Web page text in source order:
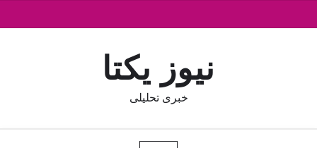
to
نیوز یکتا
خبری تحلیلی